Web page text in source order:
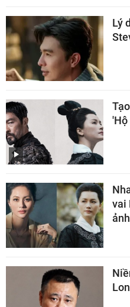
Lý
vai